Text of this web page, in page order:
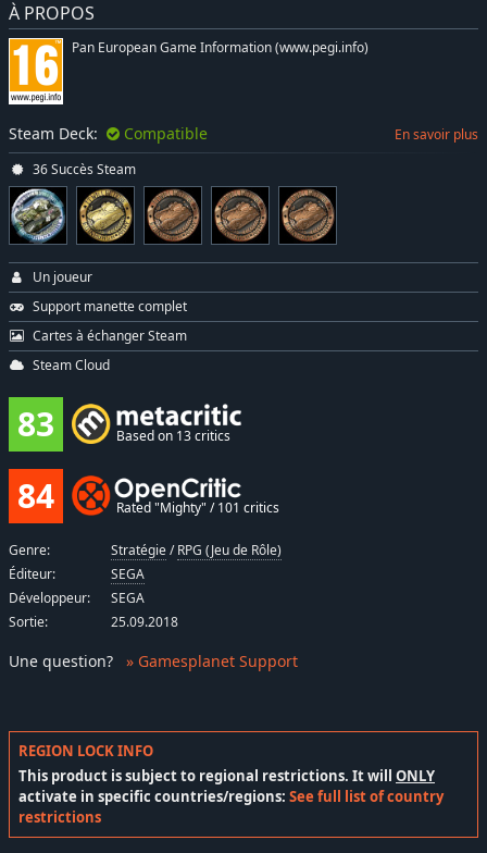
REGION LOCK INFO
This product is subject to regional restrictions. It will ONLY
activate in specific countries/regions: See full list of country
restrictions
À PROPOS
Pan European Game Information (www.pegi.info)
Steam Deck: Compatible En savoir plus
36 Succès Steam
Un joueur
Support manette complet
Cartes à échanger Steam
Steam Cloud
83 Based on 13 critics
84 Rated "Mighty" / 101 critics
Genre: Stratégie/RPG (Jeu de Rôle)
Éditeur:
SEGA
Développeur:
SEGA
Sortie:
25.09.2018
Une question? » Gamesplanet Support